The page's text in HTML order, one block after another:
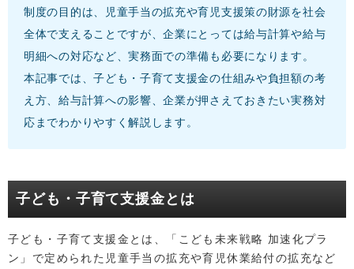
制度の目的は、児童手当の拡充や育児支援策の財源を社会
全体で支えることですが、企業にとっては給与計算や給与
明細への対応など、実務面での準備も必要になります。
本記事では、子ども・子育て支援金の仕組みや負担額の考
え方、給与計算への影響、企業が押さえておきたい実務対
応までわかりやすく解説します。
子ども・子育て支援金とは
子ども・子育て支援金とは、「こども未来戦略 加速化プラ
ン」で定められた児童手当の拡充や育児休業給付の拡充など